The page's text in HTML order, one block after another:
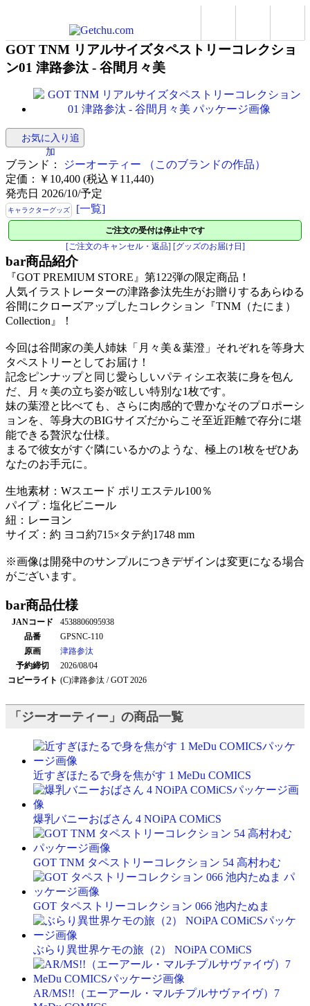
GOT TNM リアルサイズタペストリーコレクショ
ン01 津路参汰 - 谷間月々美
お気に入り追
加
ブランド： ジーオーティー
（このブランドの作品）
定価：￥10,400 (税込￥11,440)
発売日 2026/10/予定
キャラクターグッズ [一覧]
ご注文の受付は停止中です
[ご注文のキャンセル・返品] [グッズのお届け日]
bar商品紹介
『GOT PREMIUM STORE』第122弾の限定商品！
人気イラストレーターの津路参汰先生がお贈りするあらゆる
谷間にクローズアップしたコレクション『TNM（たにま）
Collection』！
今回は谷間家の美人姉妹「月々美＆葉澄」それぞれを等身大
タペストリーとしてお届け！
記念ピンナップと同じ愛らしいパティシエ衣装に身を包ん
だ、月々美の立ち姿が眩しい特別な1枚です。
妹の葉澄と比べても、さらに肉感的で豊かなそのプロポーシ
ョンを、等身大のBIGサイズだからこそ至近距離で存分に堪
能できる贅沢な仕様。
まるで彼女がすぐ隣にいるかのような、極上の1枚をぜひあ
なたのお手元に。
生地素材：Wスエード ポリエステル100％
パイプ：塩化ビニール
紐：レーヨン
サイズ：約 ヨコ約715×タテ約1748 mm
※画像は開発中のサンプルにつきデザインは変更になる場合
がございます。
bar商品仕様
JANコード
4538806095938
品番
GPSNC-110
原画
津路参汰
予約締切
2026/08/04
コピーライト (C)津路参汰 / GOT 2026
「ジーオーティー」の商品一覧
近すぎほたるで身を焦がす 1 MeDu COMICS
爆乳バニーおばさん 4 NOiPA COMiCS
GOT TNM タペストリーコレクション 54 高村わむ
GOT タペストリーコレクション 066 池内たぬま
ぶらり異世界ケモの旅（2） NOiPA COMiCS
AR/MS!!（エーアール・マルチプルサヴァイヴ）7